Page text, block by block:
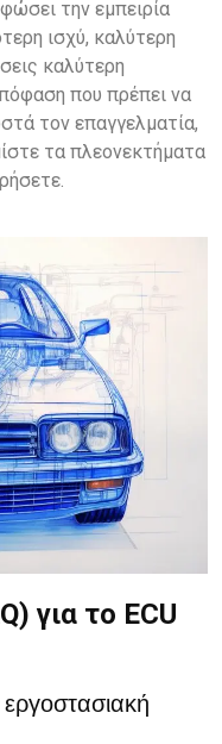
την εμπειρία
ισχύ, καλύτερη
καλύτερη
που πρέπει να
τον επαγγελματία,
τα πλεονεκτήματα
για το ECU
εργοστασιακή